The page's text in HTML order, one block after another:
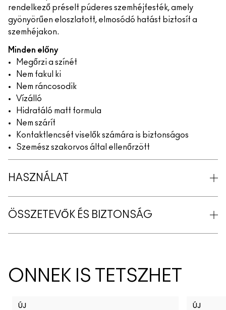
rendelkező préselt púderes szemhéjfesték, amely
gyönyörűen eloszlatott, elmosódó hatást biztosít a
szemhéjakon.
Minden előny
Megőrzi a színét
Nem fakul ki
Nem ráncosodik
Vízálló
Hidratáló matt formula
Nem szárít
Kontaktlencsét viselők számára is biztonságos
Szemész szakorvos által ellenőrzött
HASZNÁLAT
ÖSSZETEVŐK ÉS BIZTONSÁG
ÖNNEK IS TETSZHET
ÚJ ÚJ